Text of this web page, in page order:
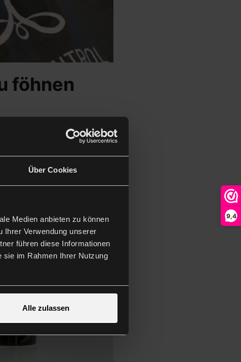
Über Cookies
Medien anbieten zu können
Ihrer Verwendung unserer
führen diese Informationen
sie im Rahmen Ihrer Nutzung
Alle zulassen
9,4
föhnen